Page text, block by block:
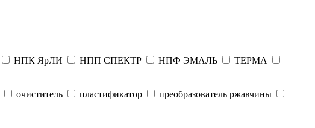
НПК ЯрЛИ НПП СПЕКТР НПФ ЭМАЛЬ
ТЕРМА
очиститель пластификатор
преобразователь ржавчины